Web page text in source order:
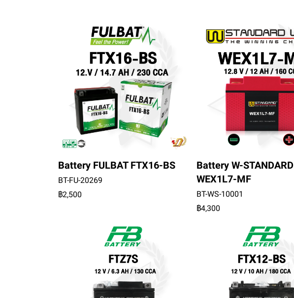
Battery FULBAT FTX16-BS
BT-FU-20269
฿2,500
Battery W-STANDARD
WEX1L7-MF
BT-WS-10001
฿4,300